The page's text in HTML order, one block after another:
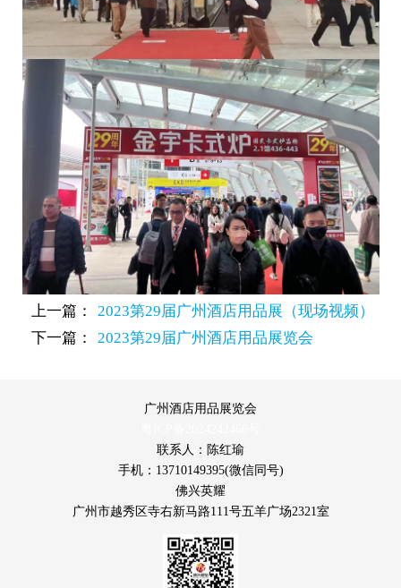
上一篇：
2023第29届广州酒店用品展（现场视频）
下一篇：
2023第29届广州酒店用品展览会
广州酒店用品展览会
联系人：陈红瑜
手机：13710149395(微信同号)
佛兴英耀
广州市越秀区寺右新马路111号五羊广场2321室